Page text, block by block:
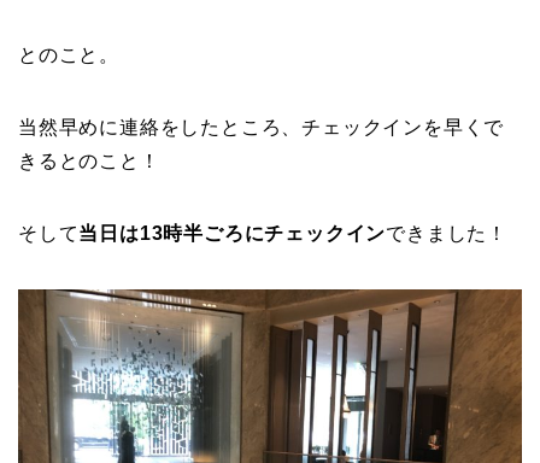
とのこと。
当然早めに連絡をしたところ、チェックインを早くで
きるとのこと！
そして当日は13時半ごろにチェックインできました！